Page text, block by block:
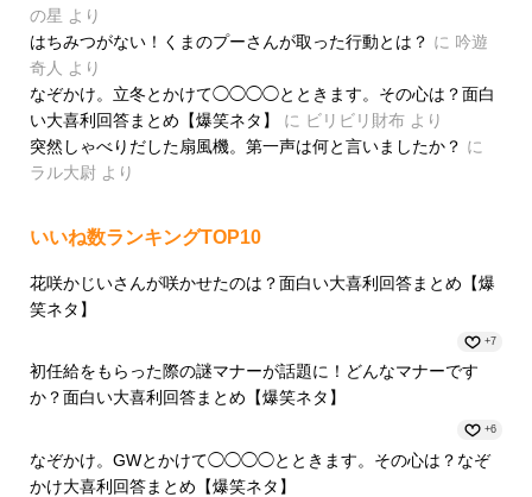
の星 より
はちみつがない！くまのプーさんが取った行動とは？ に 吟遊
奇人 より
なぞかけ。立冬とかけて◯◯◯◯とときます。その心は？面白
い大喜利回答まとめ【爆笑ネタ】
に ビリビリ財布より
突然しゃべりだした扇風機。第一声は何と言いましたか？ に
ラル大尉より
いいね数ランキングTOP10
花咲かじいさんが咲かせたのは？面白い大喜利回答まとめ【爆
笑ネタ】
+7
初任給をもらった際の謎マナーが話題に！どんなマナーです
か？面白い大喜利回答まとめ【爆笑ネタ】
+6
なぞかけ。GWとかけて◯◯◯◯とときます。その心は？なぞ
かけ大喜利回答まとめ【爆笑ネタ】